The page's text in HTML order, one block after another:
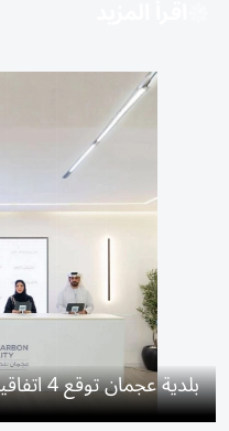
بلدية عجمان توقع 4 اتفاقيات لدعم الحياد الكربوني